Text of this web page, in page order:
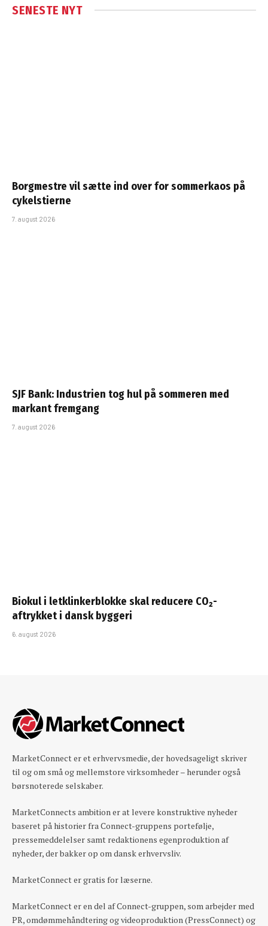
SENESTE NYT
Borgmestre vil sætte ind over for sommerkaos på
cykelstierne
7. august 2026
SJF Bank: Industrien tog hul på sommeren med
markant fremgang
7. august 2026
Biokul i letklinkerblokke skal reducere CO₂-
aftrykket i dansk byggeri
6. august 2026
MarketConnect er et erhvervsmedie, der hovedsageligt skriver
til og om små og mellemstore virksomheder – herunder også
børsnoterede selskaber.
MarketConnects ambition er at levere konstruktive nyheder
baseret på historier fra Connect-gruppens portefølje,
pressemeddelelser samt redaktionens egenproduktion af
nyheder, der bakker op om dansk erhvervsliv.
MarketConnect er gratis for læserne.
MarketConnect er en del af Connect-gruppen, som arbejder med
PR, omdømmehåndtering og videoproduktion (PressConnect) og